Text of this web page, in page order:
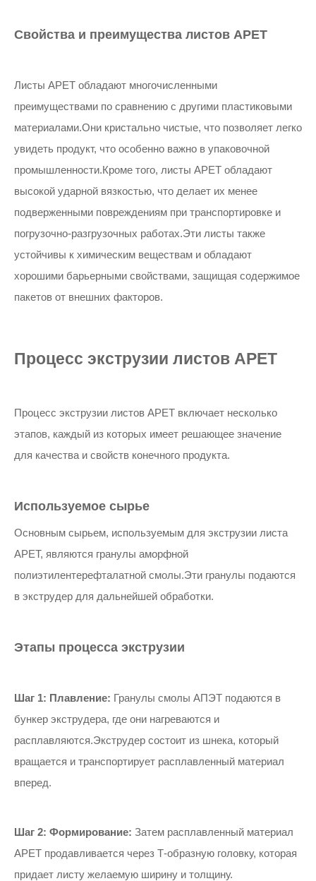
Свойства и преимущества листов APET
Листы APET обладают многочисленными
преимуществами по сравнению с другими пластиковыми
материалами.Они кристально чистые, что позволяет легко
увидеть продукт, что особенно важно в упаковочной
промышленности.Кроме того, листы APET обладают
высокой ударной вязкостью, что делает их менее
подверженными повреждениям при транспортировке и
погрузочно-разгрузочных работах.Эти листы также
устойчивы к химическим веществам и обладают
хорошими барьерными свойствами, защищая содержимое
пакетов от внешних факторов.
Процесс экструзии листов APET
Процесс экструзии листов APET включает несколько
этапов, каждый из которых имеет решающее значение
для качества и свойств конечного продукта.
Используемое сырье
Основным сырьем, используемым для экструзии листа
APET, являются гранулы аморфной
полиэтилентерефталатной смолы.Эти гранулы подаются
в экструдер для дальнейшей обработки.
Этапы процесса экструзии
Шаг 1: Плавление: Гранулы смолы АПЭТ подаются в
бункер экструдера, где они нагреваются и
расплавляются.Экструдер состоит из шнека, который
вращается и транспортирует расплавленный материал
вперед.
Шаг 2: Формирование: Затем расплавленный материал
APET продавливается через Т-образную головку, которая
придает листу желаемую ширину и толщину.